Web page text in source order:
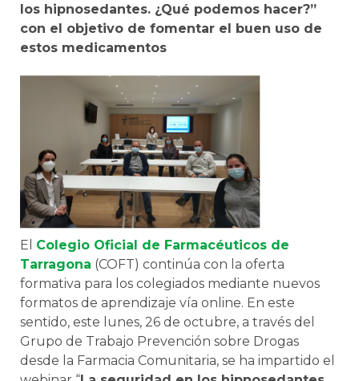
los hipnosedantes. ¿Qué podemos hacer?”
con el objetivo de fomentar el buen uso de
estos medicamentos
El Colegio Oficial de Farmacéuticos de
Tarragona (COFT) continúa con la oferta
formativa para los colegiados mediante nuevos
formatos de aprendizaje vía online. En este
sentido, este lunes, 26 de octubre, a través del
Grupo de Trabajo Prevención sobre Drogas
desde la Farmacia Comunitaria, se ha impartido el